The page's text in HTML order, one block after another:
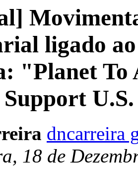
ligado
"Planet To
dncarreira
18 de